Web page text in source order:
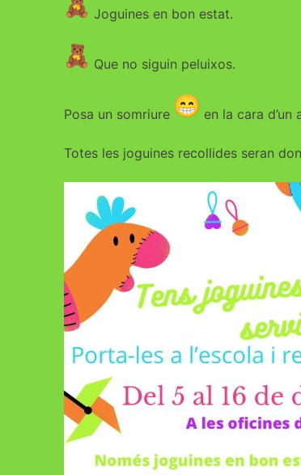
Joguines en bon estat.
Que no siguin peluixos.
Posa un somriure en la cara d’un
Totes les joguines recollides seran